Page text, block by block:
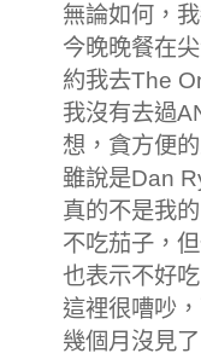
無論如何，
今晚晚餐在
約我去The
我沒有去過
想，貪方便
雖說是Dan
真的不是我
不吃茄子，
也表示不好
這裡很嘈吵
幾個月沒見